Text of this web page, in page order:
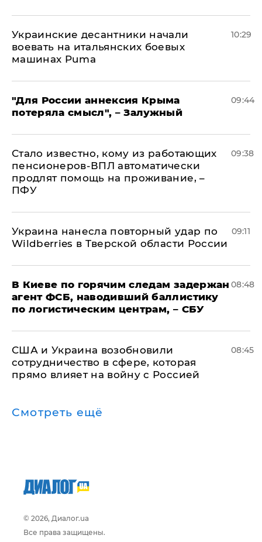
Украинские десантники начали
воевать на итальянских боевых
машинах Puma
10:29
"Для России аннексия Крыма
потеряла смысл", – Залужный
09:44
Стало известно, кому из работающих
пенсионеров-ВПЛ автоматически
продлят помощь на проживание, –
ПФУ
09:38
Украина нанесла повторный удар по
Wildberries в Тверской области России
09:11
В Киеве по горячим следам задержан
агент ФСБ, наводивший баллистику
по логистическим центрам, – СБУ
08:48
США и Украина возобновили
сотрудничество в сфере, которая
прямо влияет на войну с Россией
08:45
Смотреть ещё
© 2026, Диалог.ua
Все права защищены.